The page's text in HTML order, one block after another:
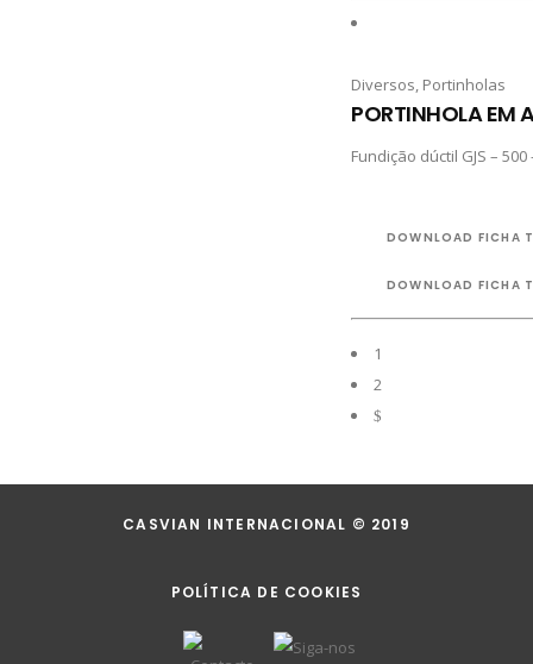
Diversos, Portinholas
PORTINHOLA EM
Fundição dúctil GJS – 500
DOWNLOAD FICHA
DOWNLOAD FICHA
1
2
CASVIAN INTERNACIONAL © 2019
POLÍTICA DE COOKIES